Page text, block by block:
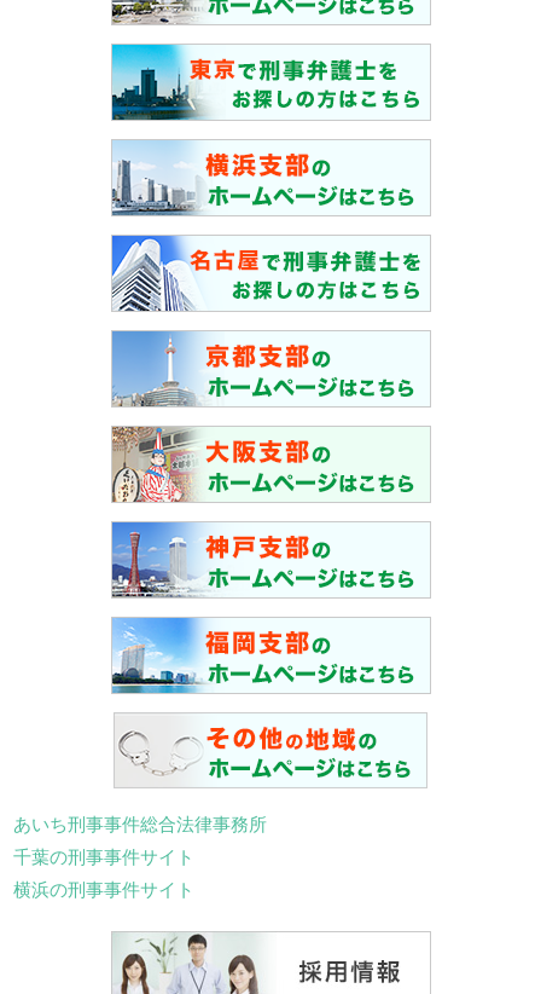
あいち刑事事件総合法律事務所
千葉の刑事事件サイト
横浜の刑事事件サイト